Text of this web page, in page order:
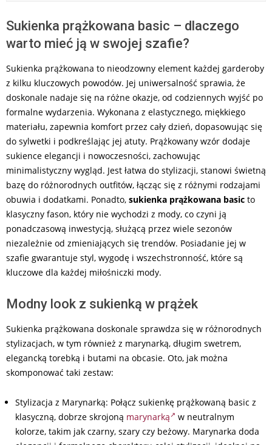
Sukienka prążkowana basic – dlaczego
warto mieć ją w swojej szafie?
Sukienka prążkowana to nieodzowny element każdej garderoby
z kilku kluczowych powodów. Jej uniwersalność sprawia, że
doskonale nadaje się na różne okazje, od codziennych wyjść po
formalne wydarzenia. Wykonana z elastycznego, miękkiego
materiału, zapewnia komfort przez cały dzień, dopasowując się
do sylwetki i podkreślając jej atuty. Prążkowany wzór dodaje
sukience elegancji i nowoczesności, zachowując
minimalistyczny wygląd. Jest łatwa do stylizacji, stanowi świetną
bazę do różnorodnych outfitów, łącząc się z różnymi rodzajami
obuwia i dodatkami. Ponadto, sukienka prążkowana basic to
klasyczny fason, który nie wychodzi z mody, co czyni ją
ponadczasową inwestycją, służącą przez wiele sezonów
niezależnie od zmieniających się trendów. Posiadanie jej w
szafie gwarantuje styl, wygodę i wszechstronność, które są
kluczowe dla każdej miłośniczki mody.
Modny look z sukienką w prążek
Sukienka prążkowana doskonale sprawdza się w różnorodnych
stylizacjach, w tym również z marynarką, długim swetrem,
elegancką torebką i butami na obcasie. Oto, jak można
skomponować taki zestaw:
Stylizacja z Marynarką: Połącz sukienkę prążkowaną basic z
klasyczną, dobrze skrojoną marynarką
w neutralnym
kolorze, takim jak czarny, szary czy beżowy. Marynarka doda